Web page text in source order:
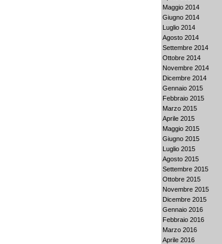
Maggio 2014
Giugno 2014
Luglio 2014
Agosto 2014
Settembre 2014
Ottobre 2014
Novembre 2014
Dicembre 2014
Gennaio 2015
Febbraio 2015
Marzo 2015
Aprile 2015
Maggio 2015
Giugno 2015
Luglio 2015
Agosto 2015
Settembre 2015
Ottobre 2015
Novembre 2015
Dicembre 2015
Gennaio 2016
Febbraio 2016
Marzo 2016
Aprile 2016